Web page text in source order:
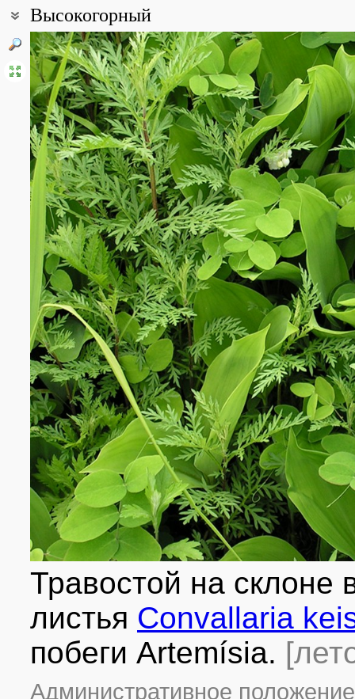
Высокогорный
Координаты:
50° 05′ 46″ с.ш., 139° 07′ 22″ в.д. (смотреть на картах
Google,
Все фотографии(4) Фото растений и лишайников(637)
Травостой на
листья Convallaria
побеги Artemísia.
Административное